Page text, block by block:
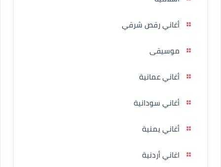
أغاني رقص شرقي
موسيقى
أغاني عمانية
أغاني سودانية
أغاني يمنية
اغاني أردنية